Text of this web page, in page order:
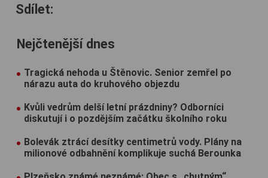
Sdílet:
Nejčtenější dnes
Tragická nehoda u Štěnovic. Senior zemřel po
nárazu auta do kruhového objezdu
Kvůli vedrům delší letní prázdniny? Odborníci
diskutují i o pozdějším začátku školního roku
Bolevák ztrácí desítky centimetrů vody. Plány na
milionové odbahnění komplikuje suchá Berounka